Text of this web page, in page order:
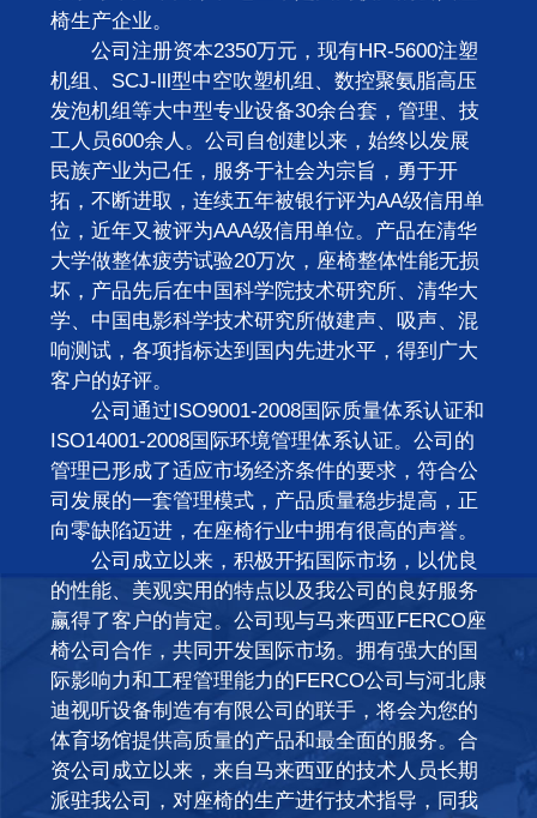
椅生产企业。
公司注册资本2350万元，现有HR-5600注塑
机组、SCJ-lll型中空吹塑机组、数控聚氨脂高压
发泡机组等大中型专业设备30余台套，管理、技
工人员600余人。公司自创建以来，始终以发展
民族产业为己任，服务于社会为宗旨，勇于开
拓，不断进取，连续五年被银行评为AA级信用单
位，近年又被评为AAA级信用单位。产品在清华
大学做整体疲劳试验20万次，座椅整体性能无损
坏，产品先后在中国科学院技术研究所、清华大
学、中国电影科学技术研究所做建声、吸声、混
响测试，各项指标达到国内先进水平，得到广大
客户的好评。
公司通过ISO9001-2008国际质量体系认证和
ISO14001-2008国际环境管理体系认证。公司的
管理已形成了适应市场经济条件的要求，符合公
司发展的一套管理模式，产品质量稳步提高，正
向零缺陷迈进，在座椅行业中拥有很高的声誉。
公司成立以来，积极开拓国际市场，以优良
的性能、美观实用的特点以及我公司的良好服务
赢得了客户的肯定。公司现与马来西亚FERCO座
椅公司合作，共同开发国际市场。拥有强大的国
际影响力和工程管理能力的FERCO公司与河北康
迪视听设备制造有有限公司的联手，将会为您的
体育场馆提供高质量的产品和最全面的服务。合
资公司成立以来，来自马来西亚的技术人员长期
派驻我公司，对座椅的生产进行技术指导，同我